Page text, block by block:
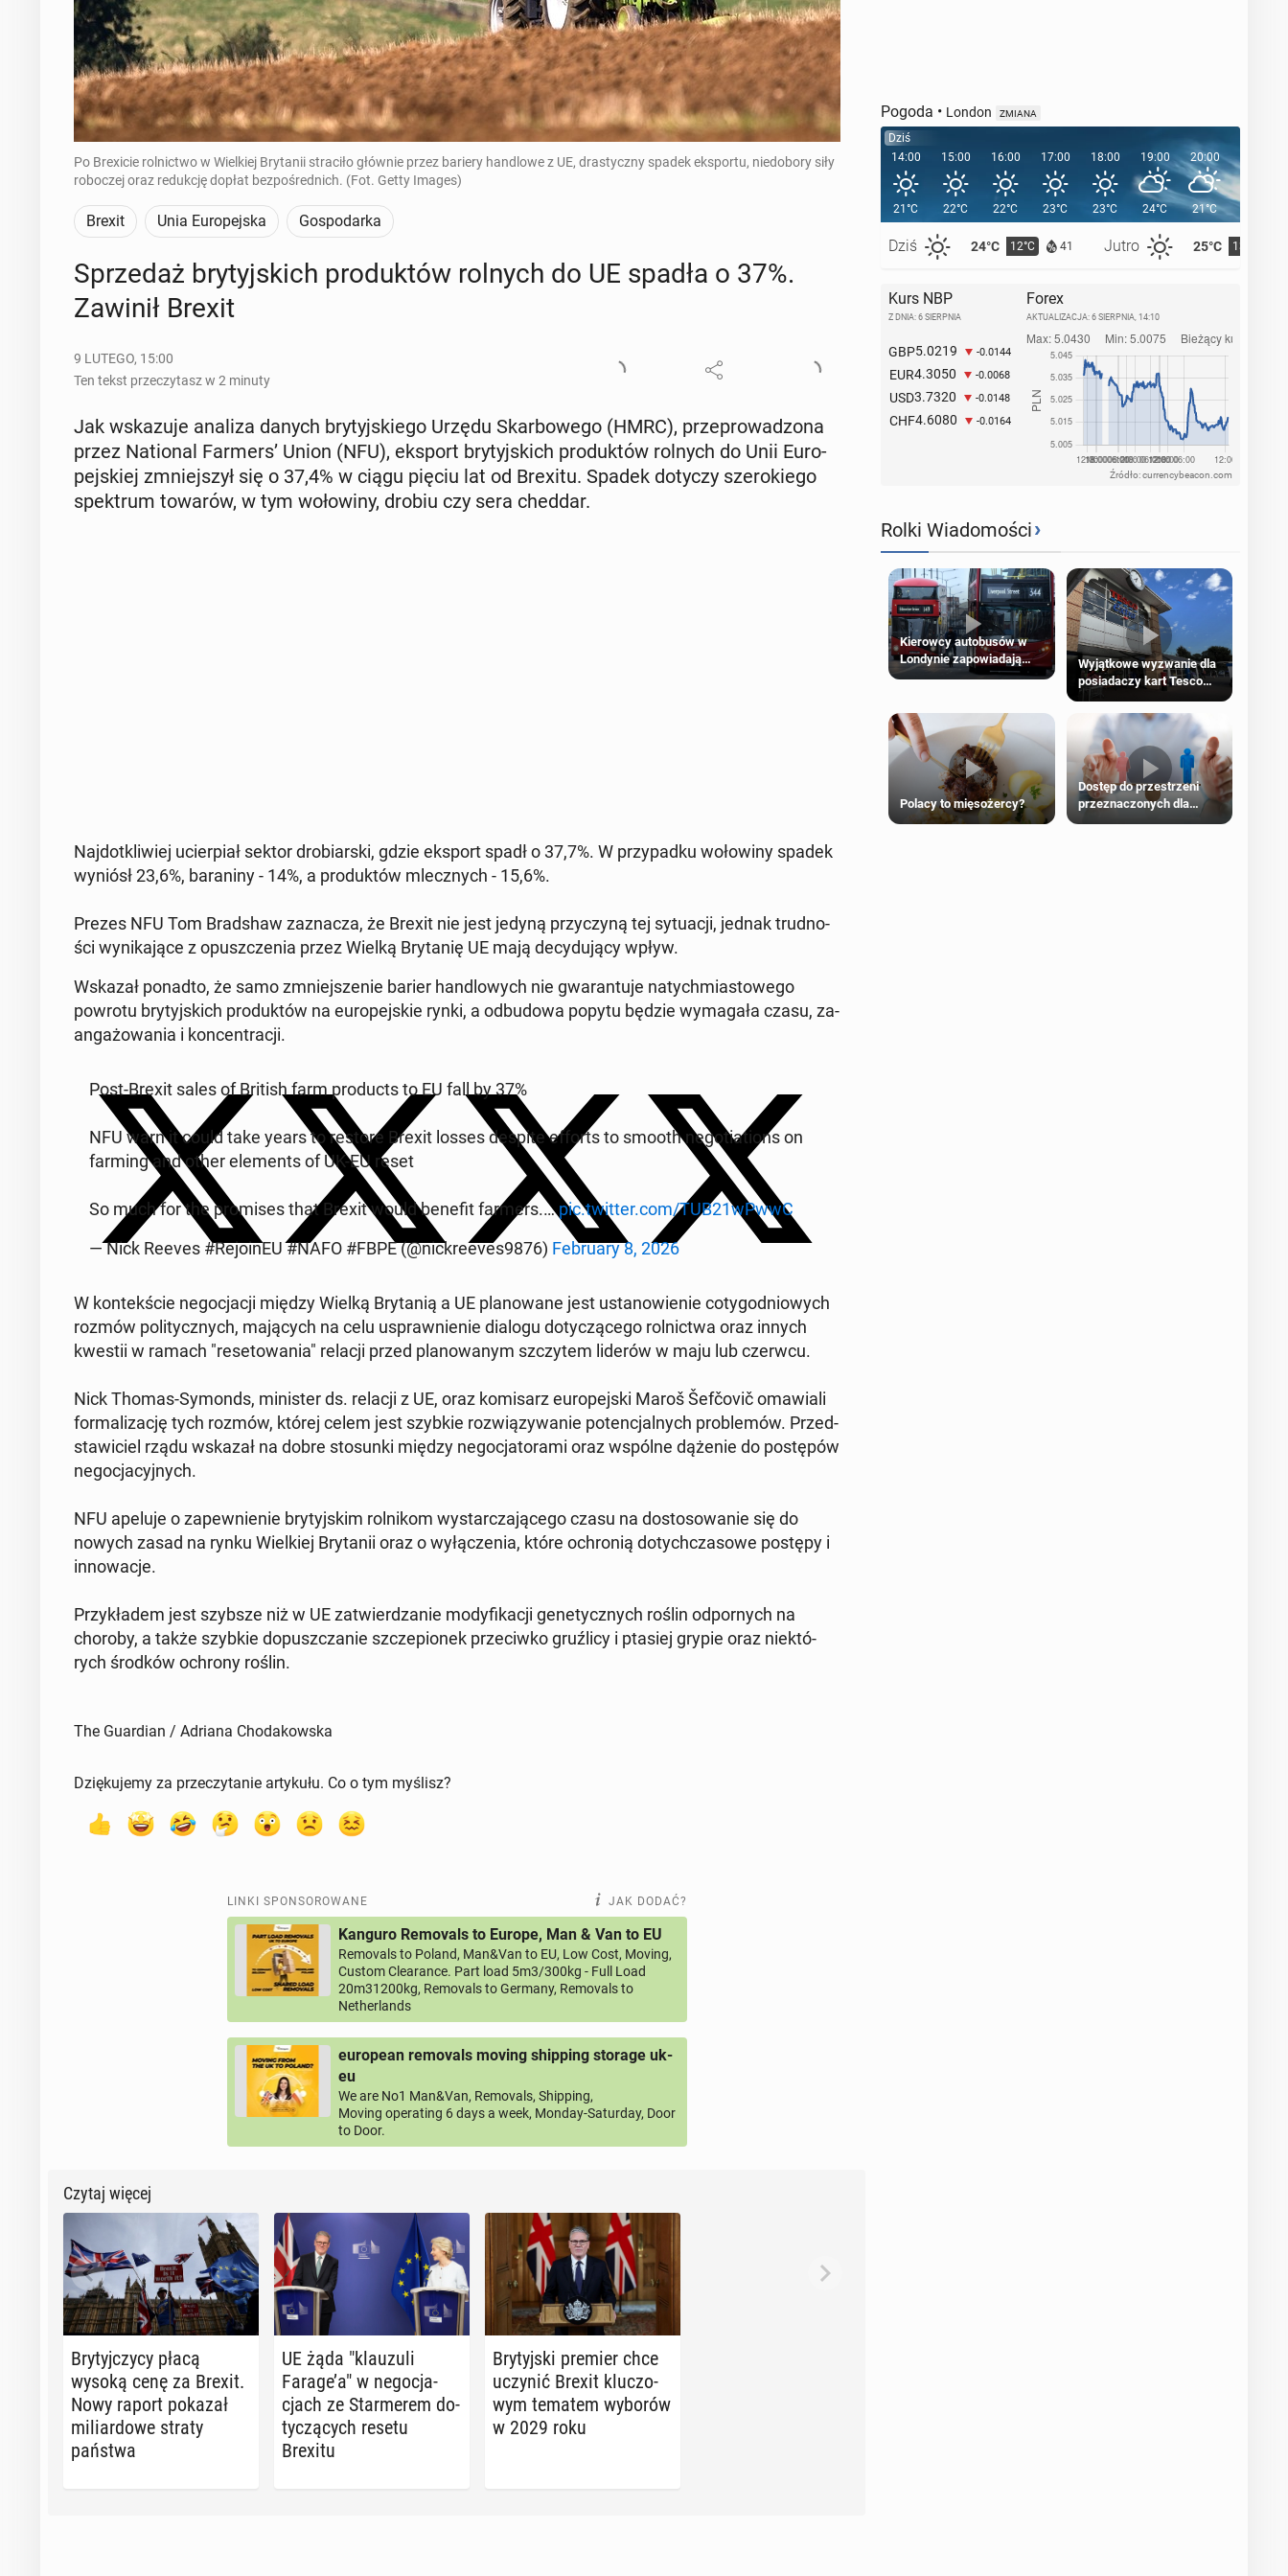
Po Brexicie rolnictwo w Wielkiej Brytanii straciło głównie przez bariery handlowe z UE, drastyczny spadek eksportu, niedobory siły
roboczej oraz redukcję dopłat bezpośrednich. (Fot. Getty Images)
Brexit Unia Europejska Gospodarka
Sprze­daż bry­tyj­skich pro­duk­tów rolnych do UE spadła o 37%.
Zawinił Brexit
9 LUTEGO, 15:00
Ten tekst przeczytasz w 2 minuty
Jak wska­zu­je analiza danych bry­tyj­skie­go Urzędu Skar­bo­we­go (HMRC), prze­pro­wa­dzo­na
przez Na­tio­nal Farmers’ Union (NFU), eksport bry­tyj­skich pro­duk­tów rolnych do Unii Eu­ro­
pej­skiej zmniej­szył się o 37,4% w ciągu pięciu lat od Brexitu. Spadek dotyczy sze­ro­kie­go
spek­trum towarów, w tym wo­ło­wi­ny, drobiu czy sera cheddar.
Naj­do­tkli­wiej ucier­piał sektor dro­biar­ski, gdzie eksport spadł o 37,7%. W przy­pad­ku wo­ło­wi­ny spadek
wyniósł 23,6%, ba­ra­ni­ny - 14%, a pro­duk­tów mlecz­nych - 15,6%.
Prezes NFU Tom Brad­shaw za­zna­cza, że Brexit nie jest jedyną przy­czy­ną tej sy­tu­acji, jednak trud­no­
ści wy­ni­ka­ją­ce z opusz­cze­nia przez Wielką Bry­ta­nię UE mają de­cy­du­ją­cy wpływ.
Wskazał ponadto, że samo zmniej­sze­nie barier han­dlo­wych nie gwa­ran­tu­je na­tych­mia­sto­we­go
powrotu bry­tyj­skich pro­duk­tów na eu­ro­pej­skie rynki, a od­bu­do­wa popytu będzie wy­ma­ga­ła czasu, za­
an­ga­żo­wa­nia i kon­cen­tra­cji.
Post-Brexit sales of British farm pro­ducts to EU fall by 37%
NFU warn it could take years to restore Brexit losses despite efforts to smooth ne­go­tia­tions on
farming and other ele­ments of UK-EU reset
So much for the pro­mi­ses that Brexit would benefit farmers.…pic.twitter.com/TUB21wPwwC
— Nick Reeves #Re­jo­inEU #NAFO #FBPE (@nic­kre­eves9876) Fe­bru­ary 8, 2026
W kon­tek­ście ne­go­cja­cji między Wielką Bry­ta­nią a UE pla­no­wa­ne jest usta­no­wie­nie co­ty­go­dnio­wych
rozmów po­li­tycz­nych, ma­ją­cych na celu uspraw­nie­nie dialogu do­ty­czą­ce­go rol­nic­twa oraz innych
kwestii w ramach "re­se­to­wa­nia" relacji przed pla­no­wa­nym szczy­tem liderów w maju lub czerwcu.
Nick Thomas-Symonds, mi­ni­ster ds. relacji z UE, oraz ko­mi­sarz eu­ro­pej­ski Maroš Še­fčo­vič oma­wia­li
for­ma­li­za­cję tych rozmów, której celem jest szybkie roz­wią­zy­wa­nie po­ten­cjal­nych pro­ble­mów. Przed­
sta­wi­ciel rządu wskazał na dobre sto­sun­ki między ne­go­cja­to­ra­mi oraz wspólne dążenie do po­stę­pów
ne­go­cja­cyj­nych.
NFU apeluje o za­pew­nie­nie bry­tyj­skim rol­ni­kom wy­star­cza­ją­ce­go czasu na do­sto­so­wa­nie się do
nowych zasad na rynku Wiel­kiej Bry­ta­nii oraz o wy­łą­cze­nia, które ochro­nią do­tych­cza­so­we postępy i
in­no­wa­cje.
Przy­kła­dem jest szybsze niż w UE za­twier­dza­nie mo­dy­fi­ka­cji ge­ne­tycz­nych roślin od­por­nych na
choroby, a także szybkie do­pusz­cza­nie szcze­pio­nek prze­ciw­ko gruź­li­cy i ptasiej grypie oraz nie­któ­
rych środków ochrony roślin.
The Guardian / Adriana Chodakowska
Dziękujemy za przeczytanie artykułu. Co o tym myślisz?
LINKI SPONSOROWANE JAK DODAĆ?
Kanguro Removals to Europe, Man & Van to EU
Removals to Poland, Man&Van to EU, Low Cost, Moving,
Custom Clearance. Part load 5m3/300kg - Full Load
20m31200kg, Removals to Germany, Removals to
Netherlands
european removals moving shipping storage uk-
eu
We are No1 Man&Van, Removals, Shipping,
Moving operating 6 days a week, Monday-Saturday, Door
to Door.
Czytaj więcej
Bry­tyj­czy­cy płacą
wysoką cenę za Brexit.
Nowy raport pokazał
mi­liar­do­we straty
państwa
UE żąda "klau­zu­li
Farage’a" w ne­go­cja­
cjach ze Star­me­rem do­
ty­czą­cych resetu
Brexitu
Bry­tyj­ski premier chce
uczynić Brexit klu­czo­
wym tematem wyborów
w 2029 roku
Pogoda • London ZMIANA
Dziś
14:00
21°C
Dziś 24°C 12°C 41 Jutro 25°C 13°C
15:00
22°C
16:00
22°C
17:00
23°C
18:00
23°C
19:00
24°C
20:00
21°C
Kurs NBP
Z DNIA: 6 SIERPNIA
GBP5.0219 -0.0144
EUR4.3050 -0.0068
USD3.7320 -0.0148
CHF4.6080 -0.0164
Forex
AKTUALIZACJA: 6 SIERPNIA, 14:10
Źródło: currencybeacon.com
Rolki Wiadomości›
Kierowcy autobusów w
Londynie zapowiadają
strajki
Wyjątkowe wyzwanie dla
posiadaczy kart Tesco
Clubcard!
Polacy to mięsożercy?
Dostęp do przestrzeni
przeznaczonych dla
jednej płci ma opierać się